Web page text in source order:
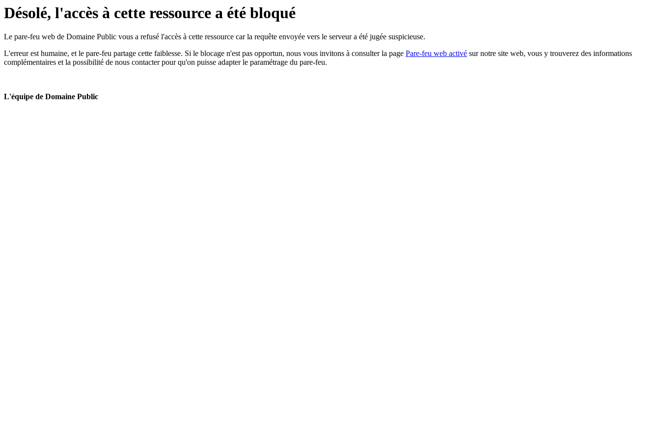
Désolé, l'accès à cette ressource a été bloqué
Le pare-feu web de Domaine Public vous a refusé l'accès à cette ressource car la requête envoyée vers le serveur a été jugée suspicieuse.
L'erreur est humaine, et le pare-feu partage cette faiblesse. Si le blocage n'est pas opportun, nous vous invitons à consulter la page Pare-feu web activé sur notre site web, vous y trouverez des informations
complémentaires et la possibilité de nous contacter pour qu'on puisse adapter le paramétrage du pare-feu.
L'équipe de Domaine Public